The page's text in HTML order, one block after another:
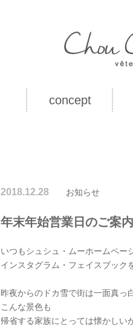
concept
2018.12.28 お知らせ
年末年始営業日のご案内
いつもシュシュ・ムーホームペー
インスタグラム・フェイスブック
昨夜からのドカ雪で街は一面真っ
こんな景色も
帰省する家族にとっては懐かしい